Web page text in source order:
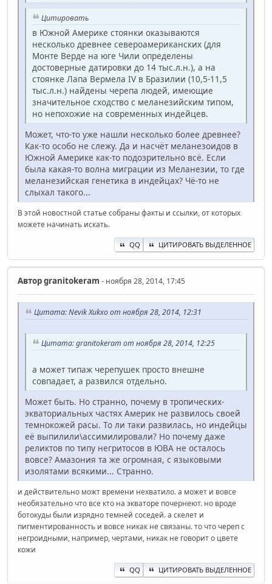
Цитировать
в Южной Америке стоянки оказываются
несколько древнее североамериканских (для
Монте Верде на юге Чили определены
достоверные датировки до 14 тыс.л.н.), а на
стоянке Лапа Вермела IV в Бразилии (10,5-11,5
тыс.л.н.) найдены черепа людей, имеющие
значительное сходство с меланезийским типом,
но непохожие на современных индейцев.
Может, что-то уже нашли несколько более древнее?
Как-то особо не слежу. Да и насчёт меланезоидов в
Южной Америке как-то подозрительно всё. Если
была какая-то волна миграции из Меланезии, то где
меланезийская генетика в индейцах? Чё-то не
слыхал такого...
В этой новостной статье собраны факты и ссылки, от которых
можете начинать искать.
QQ ЦИТИРОВАТЬ ВЫДЕЛЕННОЕ
Авторgranitokeram - ноября 28, 2014, 17:45
Цитата: Nevik Xukxo от ноября 28, 2014, 12:31
Цитата: granitokeram от ноября 28, 2014, 12:25
а может типаж черепушек просто внешне
совпадает, а развился отдельно.
Может быть. Но странно, почему в тропических-
экваториальных частях Америк не развилось своей
темнокожей расы. То ли таки развилась, но индейцы
её выпилили\ассимилировали? Но почему даже
реликтов по типу негритосов в ЮВА не осталось
вовсе? Амазония та же огромная, с языковыми
изолятами всякими... Странно.
и действительно можт времени нехватило. а может и вовсе
необязательно что все кто на экваторе почернеют. но вроде
ботокуды были изрядно темней соседей. а скелет и
пигментированность и вовсе никак не связаны. то что череп с
негроидными, например, чертами, никак не говорит о цвете
кожи
QQ ЦИТИРОВАТЬ ВЫДЕЛЕННОЕ